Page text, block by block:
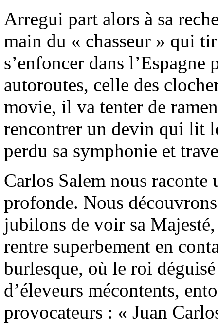
Arregui part alors à sa
main du « chasseur » qui
s’enfoncer dans
autoroutes, celle des
movie, il va tenter de
rencontrer un devin qui lit
perdu sa symphonie et
Carlos Salem nous
profonde. Nous
jubilons de voir sa
rentre superbement en
burlesque, où le roi
d’éleveurs mécontents,
provocateurs : « Juan